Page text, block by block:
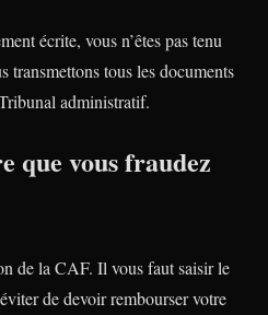
écrite, vous n’êtes pas tenu
transmettons tous les documents
administratif.
que vous fraudez
de la CAF. Il vous faut saisir le
de devoir rembourser votre